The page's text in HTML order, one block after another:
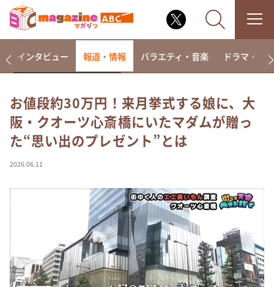
なるみ・岡村の過ぎるTV
相席食堂
これ余談なんですけど・・・
探偵！ナイトスクープ
news おかえり
河合＆A.B.C-Z塚田×福井アナ「なんでやねん！？」
（news おかえり）
DAIGOも台所 ～きょうの献立 何にする？～
インタビュー 報道・情報 バラエティ・音楽 ドラマ・映画
お値段約30万円！来月挙式する娘に、大
阪・クオーツ心斎橋にいたマダムが贈っ
た“思い出のプレゼント”とは
2026.06.11